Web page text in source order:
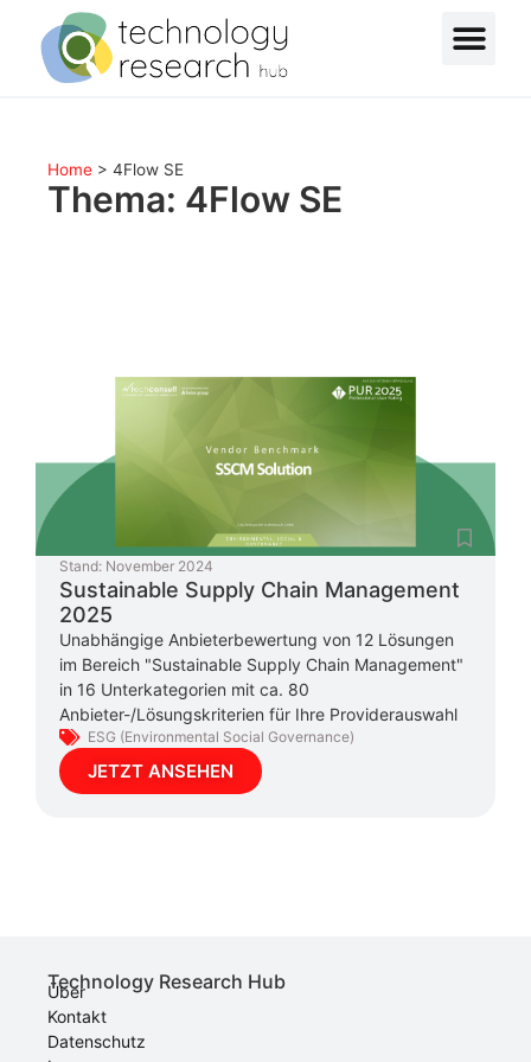
Home > 4Flow SE
Thema: 4Flow SE
Stand: November 2024
Sustainable Supply Chain Management
2025
Unabhängige Anbieterbewertung von 12 Lösungen
im Bereich "Sustainable Supply Chain Management"
in 16 Unterkategorien mit ca. 80
Anbieter-/Lösungskriterien für Ihre Providerauswahl
ESG (Environmental Social Governance)
JETZT ANSEHEN
Technology Research Hub
Über
Kontakt
Datenschutz